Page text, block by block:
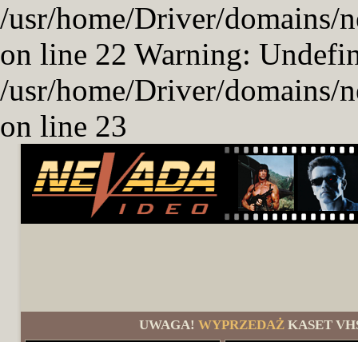
/usr/home/Driver/domains/
on line 22 Warning:
/usr/home/Driver/domains/
on line 23
UWAGA! WYPRZEDAŻKASET